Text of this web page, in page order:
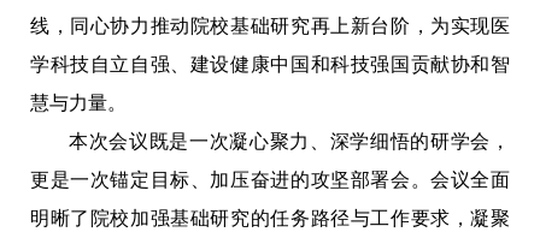
线，同心协力推动院校基础研究再上新台阶，为实现医
学科技自立自强、建设健康中国和科技强国贡献协和智
慧与力量。
本次会议既是一次凝心聚力、深学细悟的研学会，
更是一次锚定目标、加压奋进的攻坚部署会。会议全面
明晰了院校加强基础研究的任务路径与工作要求，凝聚